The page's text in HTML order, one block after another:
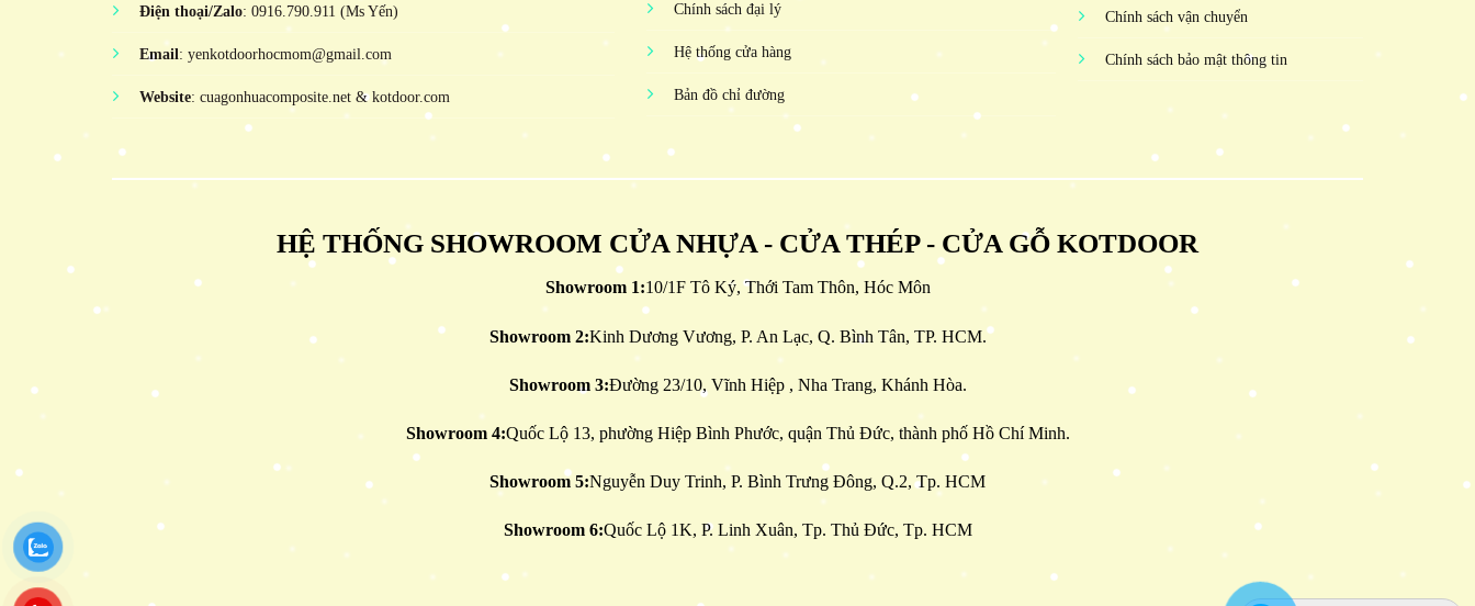
Điện thoại/Zalo: 0916.790.911 (Ms Yến)
Email: yenkotdoorhocmom@gmail.com
Website: cuagonhuacomposite.net & kotdoor.com
Chính sách đại lý
Hệ thống cửa hàng
Bản đồ chỉ đường
Chính sách vận chuyển
Chính sách bảo mật thông tin
HỆ THỐNG SHOWROOM CỬA NHỰA - CỬA THÉP - CỬA GỖ KOTDOOR
Showroom 1:10/1F Tô Ký, Thới Tam Thôn, Hóc Môn
Showroom 2:Kinh Dương Vương, P. An Lạc, Q. Bình Tân, TP. HCM.
Showroom 3:Đường 23/10, Vĩnh Hiệp , Nha Trang, Khánh Hòa.
Showroom 4:Quốc Lộ 13, phường Hiệp Bình Phước, quận Thủ Đức, thành phố Hồ Chí Minh.
Showroom 5:Nguyễn Duy Trinh, P. Bình Trưng Đông, Q.2, Tp. HCM
Showroom 6:Quốc Lộ 1K, P. Linh Xuân, Tp. Thủ Đức, Tp. HCM